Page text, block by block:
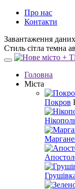
Про нас
Контакти
Завантаження
Стиль сітла темна
Головна
Міста
Покров